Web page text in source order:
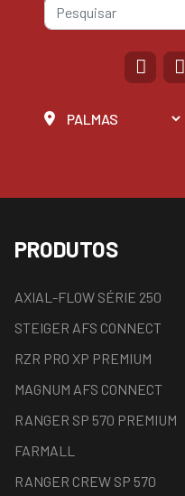
PRODUTOS
AXIAL-FLOW SÉRIE 250
STEIGER AFS CONNECT
RZR PRO XP PREMIUM
MAGNUM AFS CONNECT
RANGER SP 570 PREMIUM
FARMALL
RANGER CREW SP 570